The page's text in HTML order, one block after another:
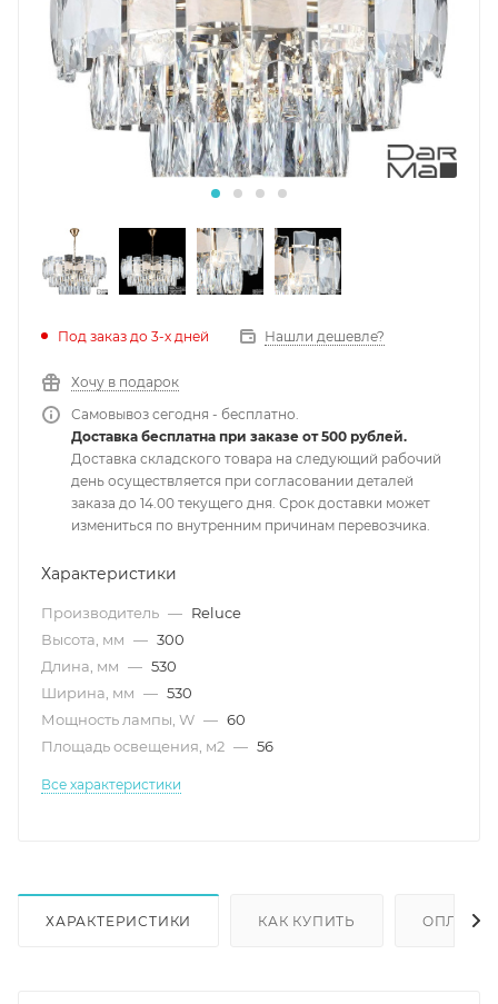
Под заказ до 3-х дней Нашли дешевле?
Хочу в подарок
Самовывоз сегодня - бесплатно.
Доставка бесплатна при заказе от 500 рублей.
Доставка складского товара на следующий рабочий
день осуществляется при согласовании деталей
заказа до 14.00 текущего дня. Срок доставки может
измениться по внутренним причинам перевозчика.
Характеристики
Производитель — Reluce
Высота, мм — 300
Длина, мм — 530
Ширина, мм — 530
Мощность лампы, W — 60
Площадь освещения, м2 — 56
Все характеристики
ХАРАКТЕРИСТИКИ КАК КУПИТЬ ОПЛАТА